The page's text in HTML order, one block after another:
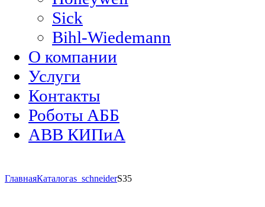
Sick
Bihl-Wiedemann
О компании
Услуги
Контакты
Роботы АББ
ABB КИПиА
ГлавнаяКаталогas_schneiderS35